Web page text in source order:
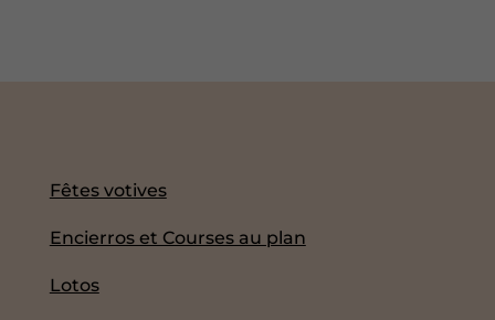
Fêtes votives
Encierros et Courses au plan
Lotos